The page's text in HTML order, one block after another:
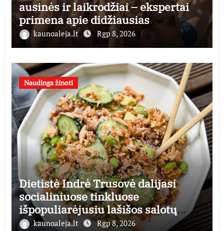
ausinės ir laikrodžiai – ekspertai
primena apie didžiausias
finansines rizikas
kaunoaleja.lt Rgp 8, 2026
Naudinga žinoti
Dietistė Indrė Trusovė dalijasi
socialiniuose tinkluose
išpopuliarėjusiu lašišos salotų
receptu
kaunoaleja.lt Rgp 8, 2026